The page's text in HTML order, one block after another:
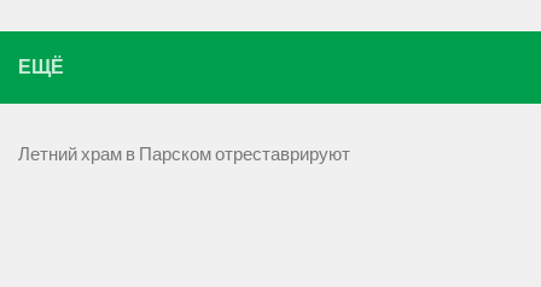
ЕЩЁ
Летний храм в Парском отреставрируют